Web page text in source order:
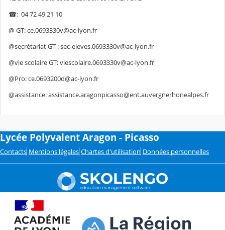
☎: 04 72 49 21 10
@ GT: ce.0693330v@ac-lyon.fr
@secrétariat GT : sec-eleves.0693330v@ac-lyon.fr
@vie scolaire GT: viescolaire.0693330v@ac-lyon.fr
@Pro: ce.0693200d@ac-lyon.fr
@assistance: assistance.aragonpicasso@ent.auvergnerhonealpes.fr
Lycée Polyvalent Aragon - Picasso
Contacts Mentions légales Chartes d'utilisation Données personnelles